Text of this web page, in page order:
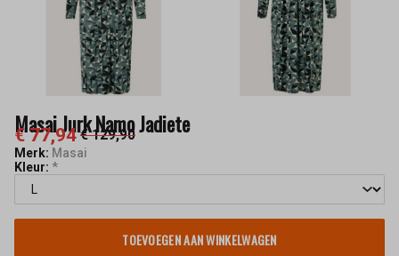
Masai Jurk Namo Jadiete
€ 77,94 € 129,90
Merk: Masai
Kleur: *
TOEVOEGEN AAN WINKELWAGEN